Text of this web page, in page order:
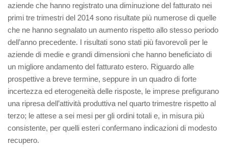
aziende che hanno registrato una diminuzione del fatturato nei
primi tre trimestri del 2014 sono risultate più numerose di quelle
che ne hanno segnalato un aumento rispetto allo stesso periodo
dell’anno precedente. I risultati sono stati più favorevoli per le
aziende di medie e grandi dimensioni che hanno beneficiato di
un migliore andamento del fatturato estero. Riguardo alle
prospettive a breve termine, seppure in un quadro di forte
incertezza ed eterogeneità delle risposte, le imprese prefigurano
una ripresa dell’attività produttiva nel quarto trimestre rispetto al
terzo; le attese a sei mesi per gli ordini totali e, in misura più
consistente, per quelli esteri confermano indicazioni di modesto
recupero.